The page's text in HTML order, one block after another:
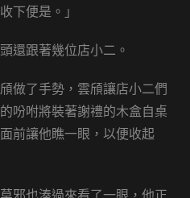
下便是。」
還跟著幾位店小二。
做了手勢，雲頎讓店小二們
吩咐將裝著謝禮的木盒自桌
前讓他瞧一眼，以便收起